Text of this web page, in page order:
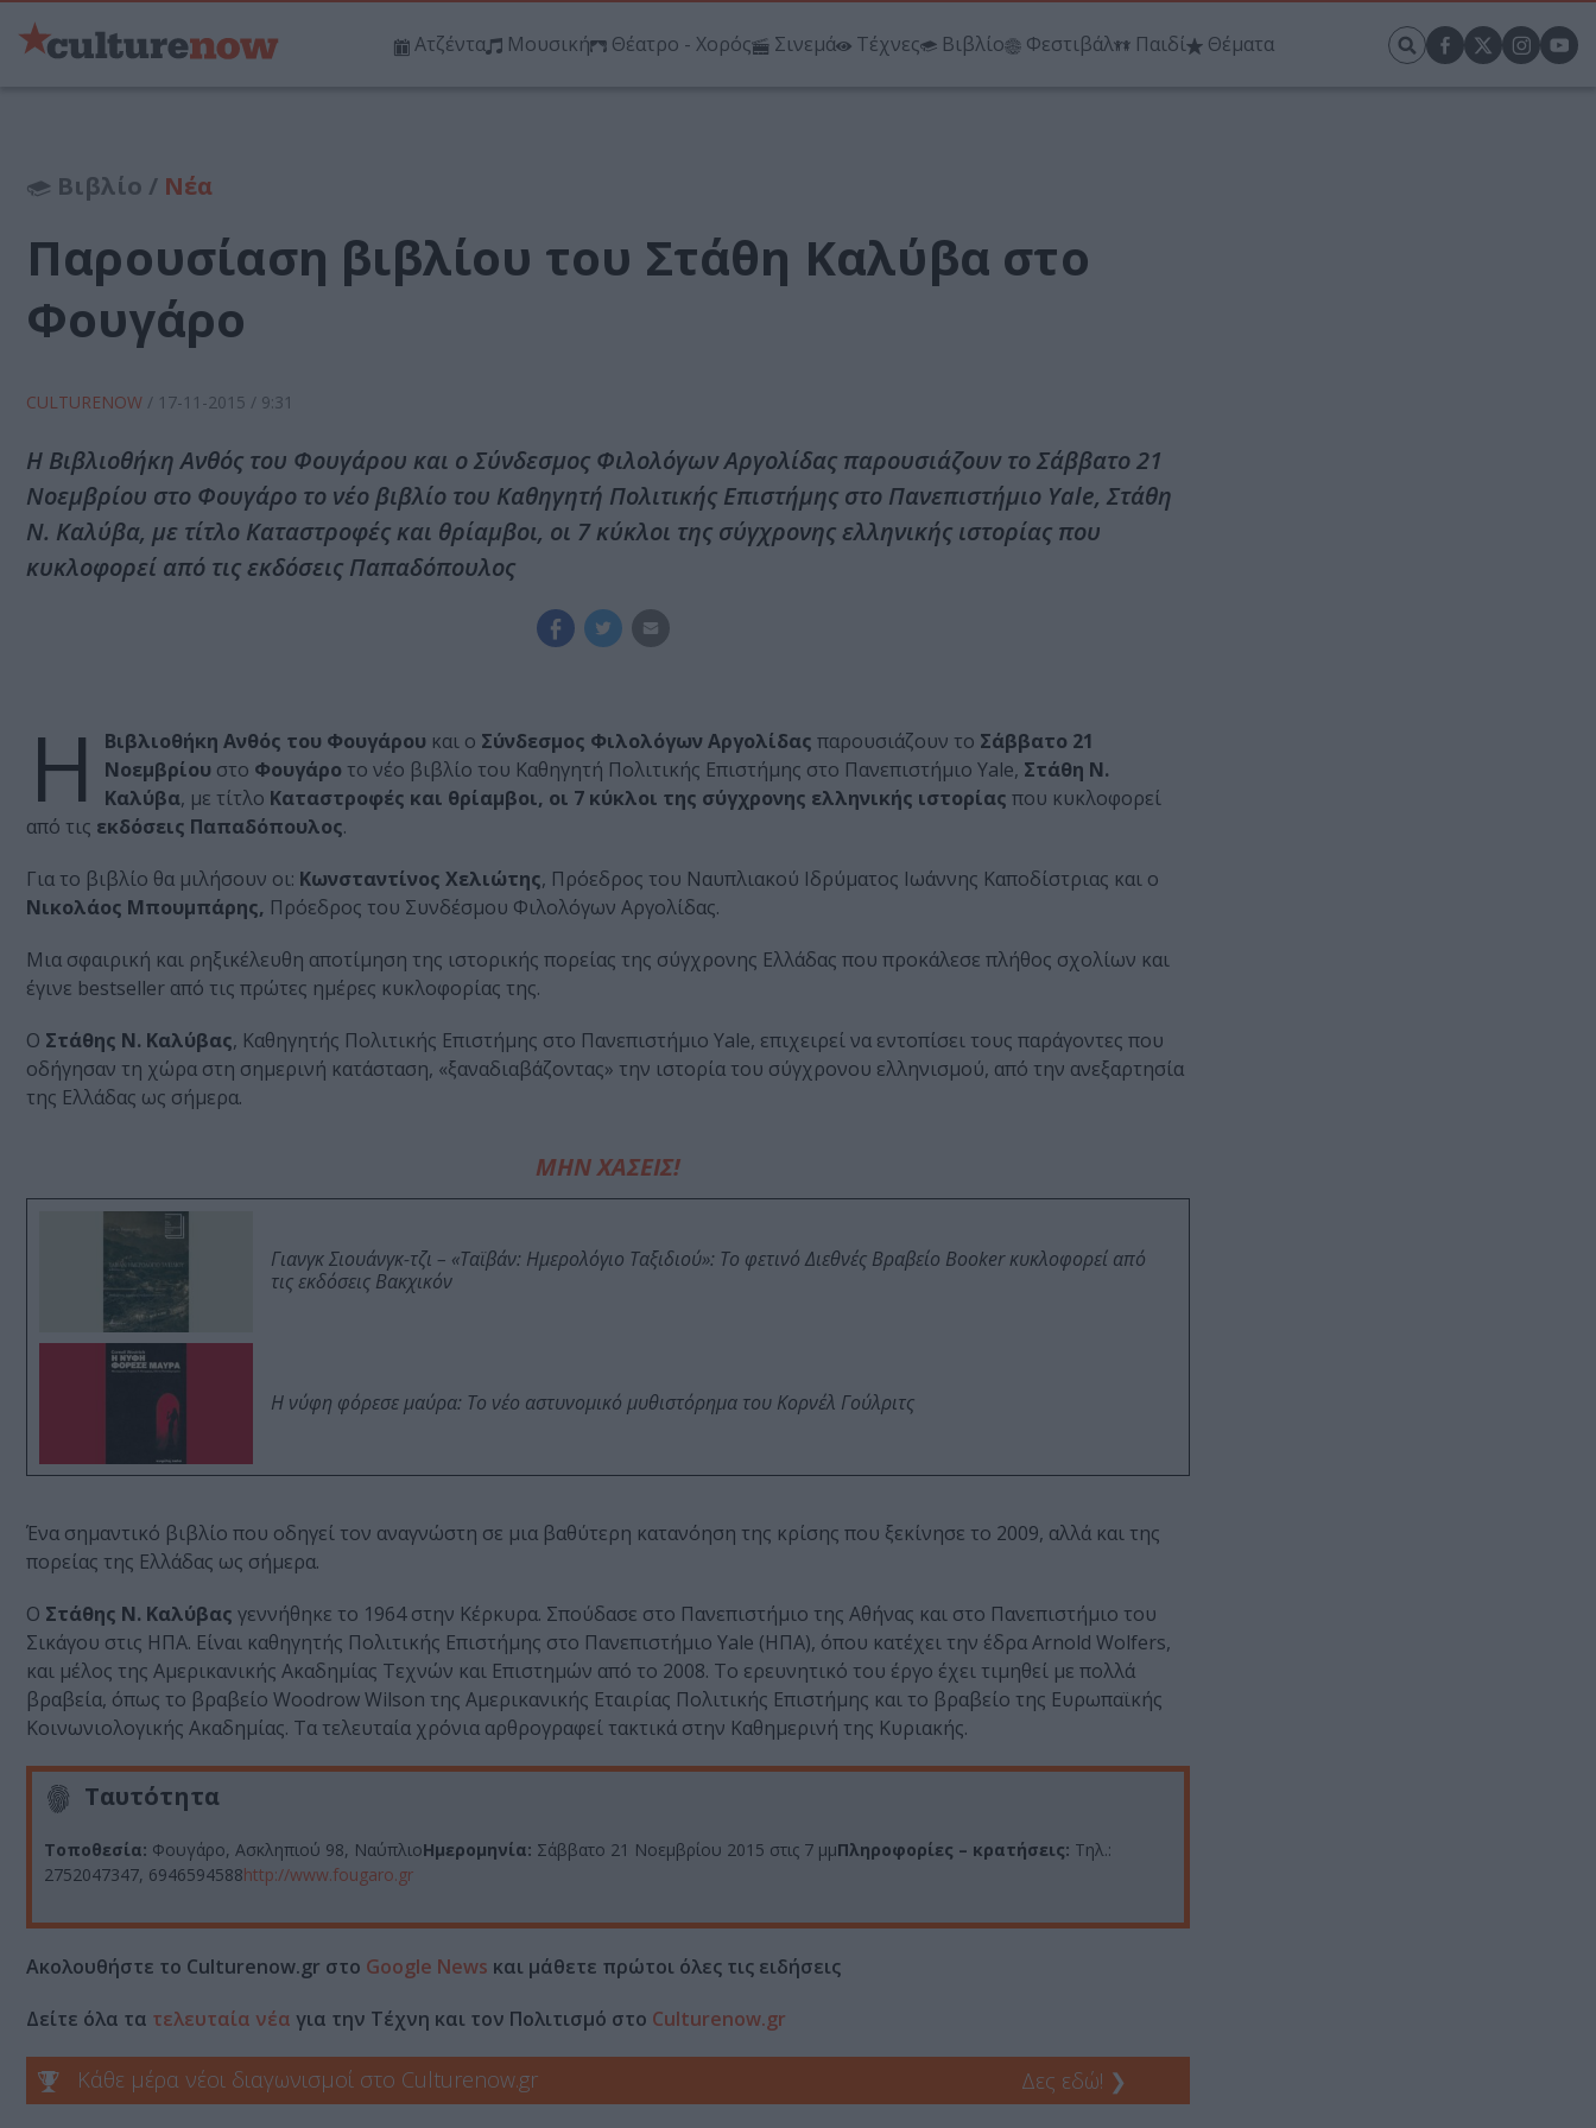
Ατζέντα Μουσική Θέατρο - Χορός Σινεμά Τέχνες Βιβλίο Φεστιβάλ Παιδί Θέματα
Βιβλίο / Νέα
Παρουσίαση βιβλίου του Στάθη Καλύβα στο
Φουγάρο
CULTURENOW / 17-11-2015 / 9:31
Η Βιβλιοθήκη Ανθός του Φουγάρου και ο Σύνδεσμος Φιλολόγων Αργολίδας παρουσιάζουν το Σάββατο 21
Νοεμβρίου στο Φουγάρο το νέο βιβλίο του Kαθηγητή Πολιτικής Επιστήμης στο Πανεπιστήμιο Yale, Στάθη
Ν. Καλύβα, με τίτλο Καταστροφές και θρίαμβοι, οι 7 κύκλοι της σύγχρονης ελληνικής ιστορίας που
κυκλοφορεί από τις εκδόσεις Παπαδόπουλος
Η Βιβλιοθήκη Ανθός του Φουγάρου και ο Σύνδεσμος Φιλολόγων Αργολίδας παρουσιάζουν το Σάββατο 21
Νοεμβρίου στο Φουγάρο το νέο βιβλίο του Kαθηγητή Πολιτικής Επιστήμης στο Πανεπιστήμιο Yale, Στάθη Ν.
Καλύβα, με τίτλο Καταστροφές και θρίαμβοι, οι 7 κύκλοι της σύγχρονης ελληνικής ιστορίας που κυκλοφορεί
από τις εκδόσεις Παπαδόπουλος.
Για το βιβλίο θα μιλήσουν οι: Κωνσταντίνος Χελιώτης, Πρόεδρος του Ναυπλιακού Ιδρύματος Ιωάννης Καποδίστριας και ο
Νικολάος Μπουμπάρης, Πρόεδρος του Συνδέσμου Φιλολόγων Αργολίδας.
Μια σφαιρική και ρηξικέλευθη αποτίµηση της ιστορικής πορείας της σύγχρονης Ελλάδας που προκάλεσε πλήθος σχολίων και
έγινε bestseller από τις πρώτες ημέρες κυκλοφορίας της.
Ο Στάθης Ν. Καλύβας, Kαθηγητής Πολιτικής Επιστήμης στο Πανεπιστήμιο Yale, επιχειρεί να εντοπίσει τους παράγοντες που
οδήγησαν τη χώρα στη σημερινή κατάσταση, «ξαναδιαβάζοντας» την ιστορία του σύγχρονου ελληνισμού, από την ανεξαρτησία
της Ελλάδας ως σήμερα.
ΜΗΝ ΧΑΣΕΙΣ!
Γιανγκ Σιουάνγκ-τζι – «Ταϊβάν: Ημερολόγιο Ταξιδιού»: Το φετινό Διεθνές Βραβείο Booker κυκλοφορεί από
τις εκδόσεις Βακχικόν
Η νύφη φόρεσε μαύρα: Το νέο αστυνομικό μυθιστόρημα του Κορνέλ Γούλριτς
Ένα σημαντικό βιβλίο που οδηγεί τον αναγνώστη σε μια βαθύτερη κατανόηση της κρίσης που ξεκίνησε το 2009, αλλά και της
πορείας της Ελλάδας ως σήμερα.
Ο Στάθης Ν. Καλύβας γεννήθηκε το 1964 στην Κέρκυρα. Σπούδασε στο Πανεπιστήμιο της Αθήνας και στο Πανεπιστήμιο του
Σικάγου στις ΗΠΑ. Είναι καθηγητής Πολιτικής Επιστήμης στο Πανεπιστήµιο Yale (ΗΠΑ), όπου κατέχει την έδρα Arnold Wolfers,
και µέλος της Αμερικανικής Ακαδημίας Τεχνών και Επιστημών από το 2008. Το ερευνητικό του έργο έχει τιμηθεί µε πολλά
βραβεία, όπως το βραβείο Woodrow Wilson της Αμερικανικής Εταιρίας Πολιτικής Επιστήμης και το βραβείο της Ευρωπαϊκής
Κοινωνιολογικής Ακαδημίας. Τα τελευταία χρόνια αρθρογραφεί τακτικά στην Καθημερινή της Κυριακής.
Ταυτότητα
Τοποθεσία: Φουγάρο, Ασκληπιού 98, ΝαύπλιοΗμερομηνία: Σάββατο 21 Νοεμβρίου 2015 στις 7 μμΠληροφορίες – κρατήσεις: Τηλ.:
2752047347, 6946594588http://www.fougaro.gr
Ακολουθήστε το Culturenow.gr στο Google News και μάθετε πρώτοι όλες τις ειδήσεις
Δείτε όλα τα τελευταία νέα για την Τέχνη και τον Πολιτισμό στο Culturenow.gr
Κάθε μέρα νέοι διαγωνισμοί στο Culturenow.gr Δες εδώ! ❯